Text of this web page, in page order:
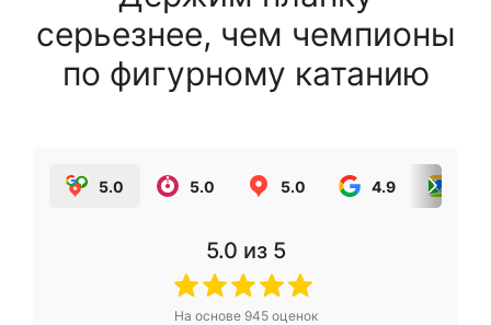
серьезнее, чем чемпионы
по фигурному катанию
5.0 5.0 5.0 4.9
5.0 из 5
На основе 945оценок